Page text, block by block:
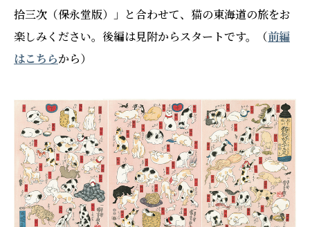
拾三次（保永堂版）」と合わせて、猫の東海道の旅をお
楽しみください。後編は見附からスタートです。（前編
はこちらから）